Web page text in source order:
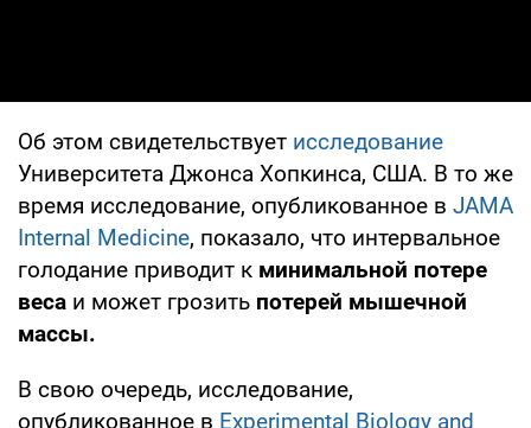
Об этом свидетельствует исследование
Университета Джонса Хопкинса, США. В то же
время исследование, опубликованное в JAMA
Internal Medicine, показало, что интервальное
голодание приводит к минимальной потере
веса и может грозить потерей мышечной
массы.
В свою очередь, исследование,
опубликованное в Experimental Biology and